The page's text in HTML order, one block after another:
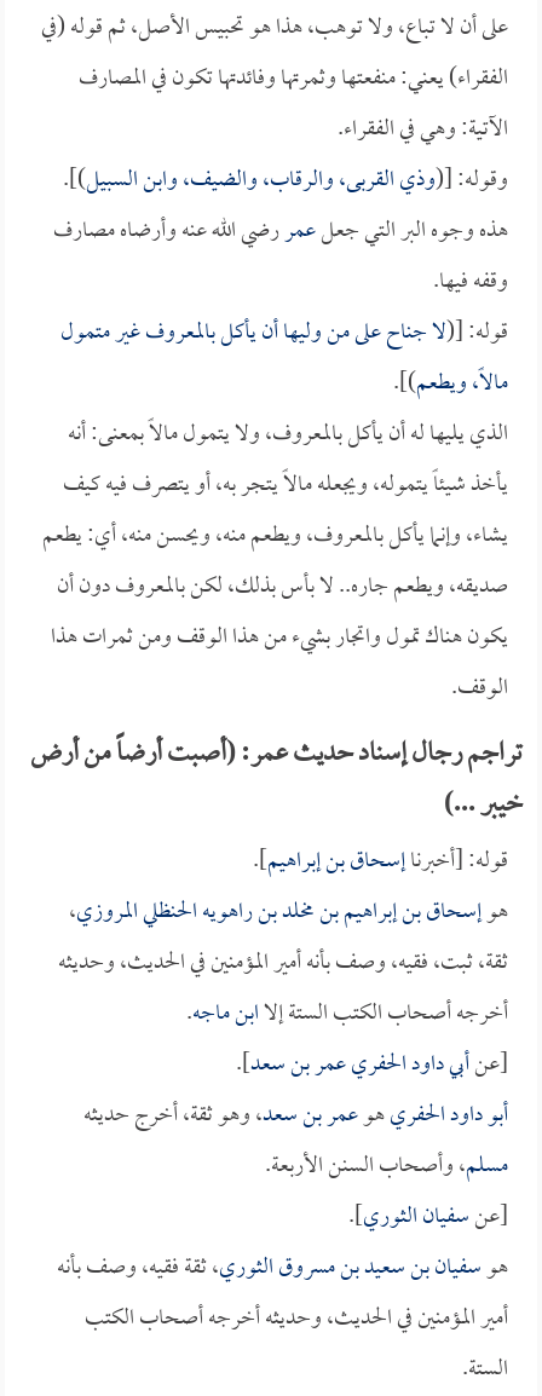
على أن لا تباع، ولا توهب، هذا هو تحبيس الأصل، ثم قوله (في
الفقراء) يعني: منفعتها وثمرتها وفائدتها تكون في المصارف
الآتية: وهي في الفقراء.
وقوله: [(وذي القربى، والرقاب، والضيف، وابن السبيل)].
هذه وجوه البر التي جعلعمررضي الله عنه وأرضاه مصارف
وقفه فيها.
قوله: [(لا جناح على من وليها أن يأكل بالمعروف غير متمول
مالاً، ويطعم)].
الذي يليها له أن يأكل بالمعروف، ولا يتمول مالاً بمعنى: أنه
يأخذ شيئاً يتموله، ويجعله مالاً يتجر به، أو يتصرف فيه كيف
يشاء، وإنما يأكل بالمعروف، ويطعم منه، ويحسن منه، أي: يطعم
صديقه، ويطعم جاره.. لا بأس بذلك، لكن بالمعروف دون أن
يكون هناك تمول واتجار بشيء من هذا الوقف ومن ثمرات هذا
الوقف.
تراجم رجال إسناد حديث عمر: (أصبت أرضاً من أرض
خيبر ...)
قوله: [أخبرناإسحاق بن إبراهيم].
هوإسحاق بن إبراهيم بن مخلد بن راهويه الحنظلي المروزي،
ثقة، ثبت، فقيه، وصف بأنه أمير المؤمنين في الحديث، وحديثه
أخرجه أصحاب الكتب الستة إلاابن ماجه.
[عنأبي داود الحفري عمر بن سعد].
أبو داود الحفريهوعمر بن سعد، وهو ثقة، أخرج حديثه
مسلم، وأصحاب السنن الأربعة.
[عنسفيان الثوري].
هوسفيان بن سعيد بن مسروق الثوري، ثقة فقيه، وصف بأنه
أمير المؤمنين في الحديث، وحديثه أخرجه أصحاب الكتب
الستة.